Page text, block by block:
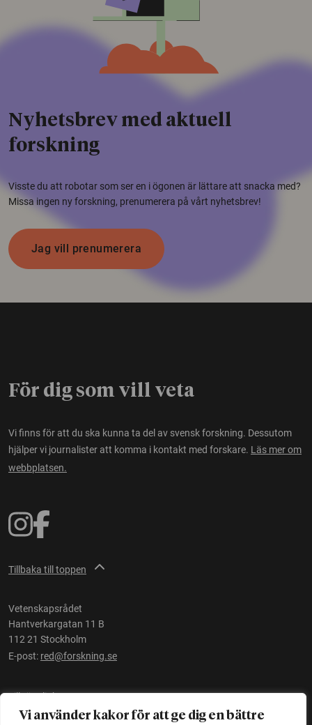
Vi använder kakor för att ge dig en bättre
Nyhetsbrev med aktuell
forskning
Visste du att robotar som ser en i ögonen är lättare att snacka med?
Missa ingen ny forskning, prenumerera på vårt nyhetsbrev!
Jag vill prenumerera
För dig som vill veta
Vi finns för att du ska kunna ta del av svensk forskning. Dessutom
hjälper vi journalister att komma i kontakt med forskare. Läs mer om
webbplatsen.
Tillbaka till toppen
Vetenskapsrådet
Hantverkargatan 11 B
112 21 Stockholm
E-post: red@forskning.se
Tillgänglighet